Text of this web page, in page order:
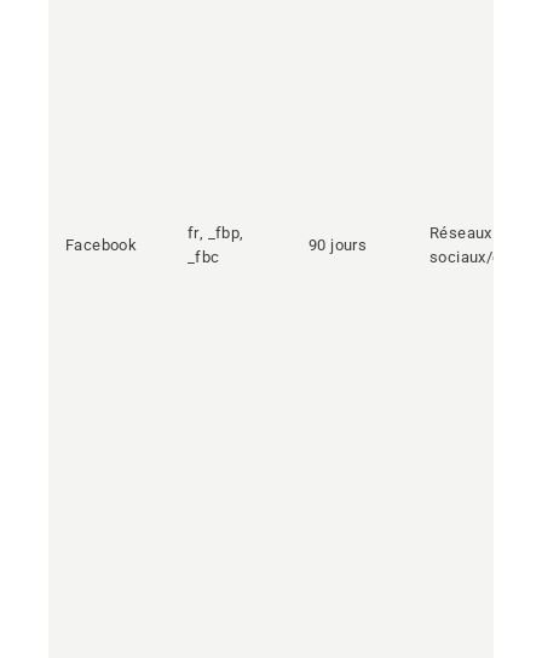
Facebook
fr, _fbp,
_fbc
90 jours
Réseaux
sociaux/